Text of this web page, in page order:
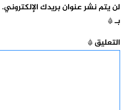
لن يتم نشر عنوان بريدك الإلكتروني.
بـ*
التعليق*